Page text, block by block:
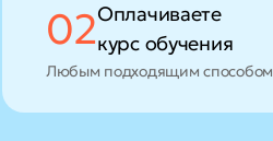
02Оплачиваете
курс обучения
Любым подходящим способом